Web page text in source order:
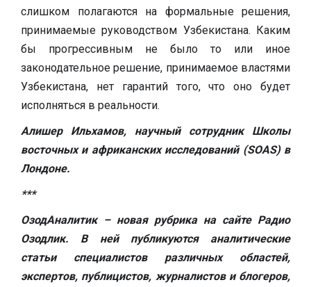
слишком полагаются на формальные решения,
принимаемые руководством Узбекистана. Каким
бы прогрессивным не было то или иное
законодательное решение, принимаемое властями
Узбекистана, нет гарантий того, что оно будет
исполняться в реальности.
Алишер Ильхамов, научный сотрудник Школы
восточных и африканских исследований (SOAS) в
Лондоне.
***​
ОзодАналитик – новая рубрика на сайте Радио
Озодлик. В ней публикуются аналитические
статьи специалистов различных областей,
экспертов, публицистов, журналистов и блогеров,